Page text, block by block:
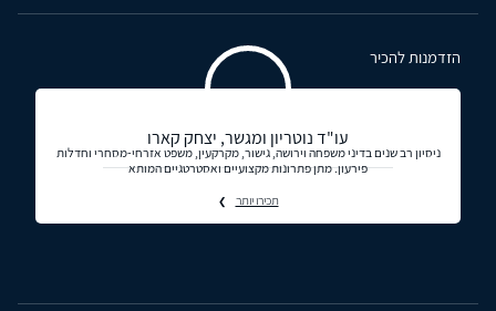
הזדמנות להכיר
עו"ד נוטריון ומגשר, יצחק קארו
ניסיון רב שנים בדיני משפחה וירושה, גישור, מקרקעין, משפט אזרחי-מסחרי וחדלות
פירעון. מתן פתרונות מקצועיים ואסטרטגיים המותא
תכירו יותר